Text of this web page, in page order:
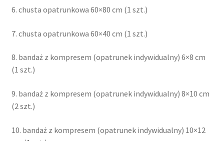
6. chusta opatrunkowa 60×80 cm (1 szt.)
7. chusta opatrunkowa 60×40 cm (1 szt.)
8. bandaż z kompresem (opatrunek indywidualny) 6×8 cm
(1 szt.)
9. bandaż z kompresem (opatrunek indywidualny) 8×10 cm
(2 szt.)
10. bandaż z kompresem (opatrunek indywidualny) 10×12